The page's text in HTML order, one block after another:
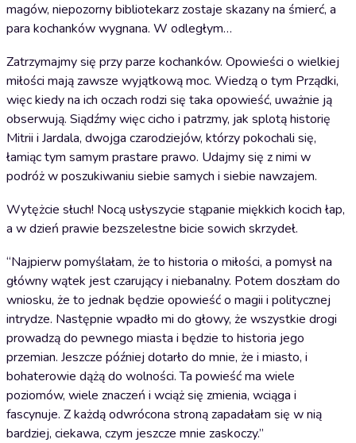
magów, niepozorny bibliotekarz zostaje skazany na śmierć, a
para kochanków wygnana. W odległym…
Zatrzymajmy się przy parze kochanków. Opowieści o wielkiej
miłości mają zawsze wyjątkową moc. Wiedzą o tym Prządki,
więc kiedy na ich oczach rodzi się taka opowieść, uważnie ją
obserwują. Siądźmy więc cicho i patrzmy, jak splotą historię
Mitrii i Jardala, dwojga czarodziejów, którzy pokochali się,
łamiąc tym samym prastare prawo. Udajmy się z nimi w
podróż w poszukiwaniu siebie samych i siebie nawzajem.
Wytężcie słuch! Nocą usłyszycie stąpanie miękkich kocich łap,
a w dzień prawie bezszelestne bicie sowich skrzydeł.
“Najpierw pomyślałam, że to historia o miłości, a pomysł na
główny wątek jest czarujący i niebanalny. Potem doszłam do
wniosku, że to jednak będzie opowieść o magii i politycznej
intrydze. Następnie wpadło mi do głowy, że wszystkie drogi
prowadzą do pewnego miasta i będzie to historia jego
przemian. Jeszcze później dotarło do mnie, że i miasto, i
bohaterowie dążą do wolności. Ta powieść ma wiele
poziomów, wiele znaczeń i wciąż się zmienia, wciąga i
fascynuje. Z każdą odwrócona stroną zapadałam się w nią
bardziej, ciekawa, czym jeszcze mnie zaskoczy.”